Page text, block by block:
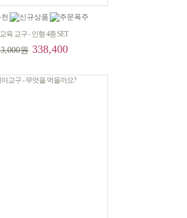
육 교구 - 인형 4종 SET
원 338,400